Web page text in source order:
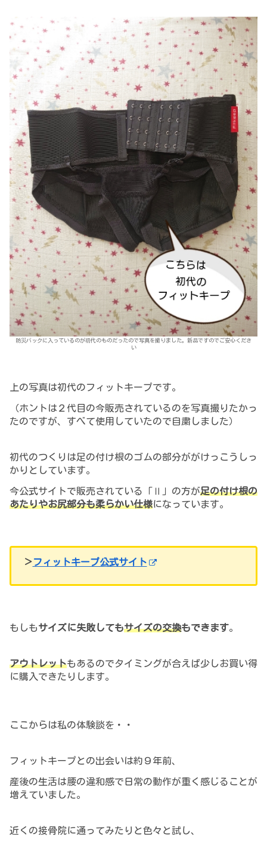
防災バックに入っているのが初代のものだったので写真を撮りました。新品ですのでご安心くださ
い
上の写真は初代のフィットキープです。
（ホントは２代目の今販売されているのを写真撮りたかっ
たのですが、 すべて使用していたので自粛しました）
初代のつくりは足の付け根のゴムの部分ががけっこうしっ
かりとしています。
今公式サイトで販売されている「Ⅱ」の方が足の付け根の
あたりやお尻部分も柔らかい仕様になっています。
＞フィットキープ公式サイト
もしもサイズに失敗してもサイズの交換もできます。
アウトレットもあるのでタイミングが合えば少しお買い得
に購入できたりします。
ここからは私の体験談を・・
フィットキープとの出会いは約９年前、
産後の生活は腰の違和感で日常の動作が重く 感じることが
増えていました。
近くの接骨院に通ってみたりと色々と試し、